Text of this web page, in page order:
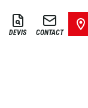
DEVIS CONTACT